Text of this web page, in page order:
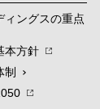
ィングスの重点
本方針
制